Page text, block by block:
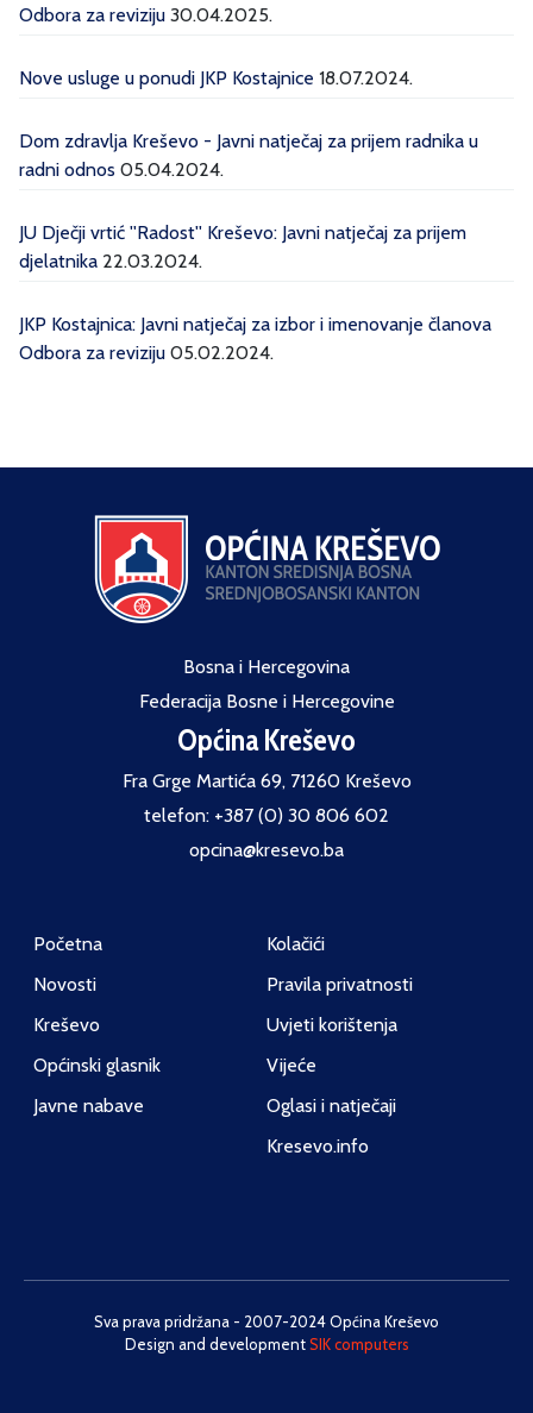
Odbora za reviziju 30.04.2025.
Nove usluge u ponudi JKP Kostajnice 18.07.2024.
Dom zdravlja Kreševo - Javni natječaj za prijem radnika u
radni odnos 05.04.2024.
JU Dječji vrtić ''Radost'' Kreševo: Javni natječaj za prijem
djelatnika 22.03.2024.
JKP Kostajnica: Javni natječaj za izbor i imenovanje članova
Odbora za reviziju 05.02.2024.
Bosna i Hercegovina
Federacija Bosne i Hercegovine
Općina Kreševo
Fra Grge Martića 69, 71260 Kreševo
telefon: +387 (0) 30 806 602
opcina@kresevo.ba
Početna
Novosti
Kreševo
Općinski glasnik
Javne nabave
Kolačići
Pravila privatnosti
Uvjeti korištenja
Vijeće
Oglasi i natječaji
Kresevo.info
Sva prava pridržana - 2007-2024 Općina Kreševo
Design and developmentSIK computers